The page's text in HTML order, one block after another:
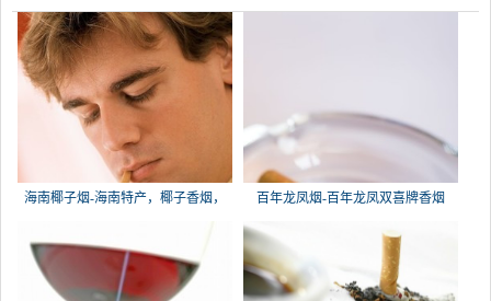
海南椰子烟-海南特产，椰子香烟，
百年龙凤烟-百年龙凤双喜牌香烟